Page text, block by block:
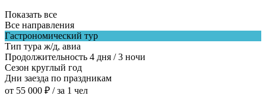
Показать все
Все направления
Гастрономический тур
Тип тура ж/д, авиа
Продолжительность 4 дня / 3 ночи
Сезон круглый год
Дни заезда по праздникам
от 55 000 ₽ / за 1 чел